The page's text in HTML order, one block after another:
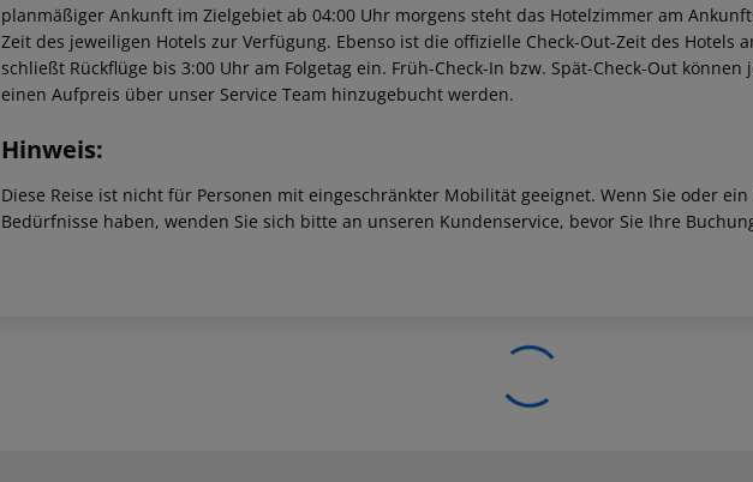
planmäßiger Ankunft im Zielgebiet ab 04:00 Uhr morgens steht das Hotelzimmer am
Zeit des jeweiligen Hotels zur Verfügung. Ebenso ist die offizielle Check-Out-Zeit des Hotels
schließt Rückflüge bis 3:00 Uhr am Folgetag ein. Früh-Check-In bzw. Spät-Check-Out
einen Aufpreis über unser Service Team hinzugebucht werden.
Hinweis:
Diese Reise ist nicht für Personen mit eingeschränkter Mobilität geeignet. Wenn Sie oder
Bedürfnisse haben, wenden Sie sich bitte an unseren Kundenservice, bevor Sie Ihre